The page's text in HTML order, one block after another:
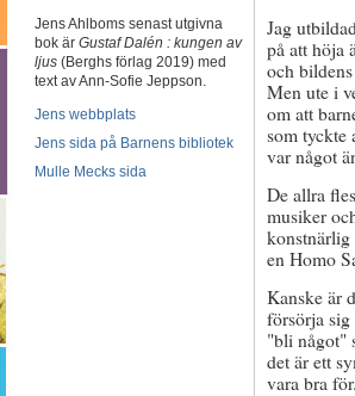
Jens Ahlboms senast utgivna
bok är Gustaf Dalén : kungen av
ljus (Berghs förlag 2019) med
text av Ann-Sofie Jeppson.
Jens webbplats
Jens sida på Barnens bibliotek
Mulle Mecks sida
Jag
på att höja
och
Men ute i
om att
som tyckte
var något
De allra
musiker
konstnärlig
en Homo
Kanske är
försörja sig
"bli något"
det är ett
vara bra